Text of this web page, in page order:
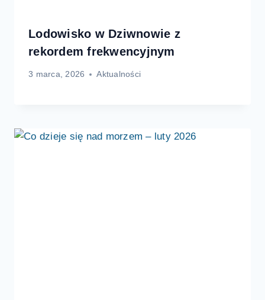
Lodowisko w Dziwnowie z
rekordem frekwencyjnym
3 marca, 2026 Aktualności